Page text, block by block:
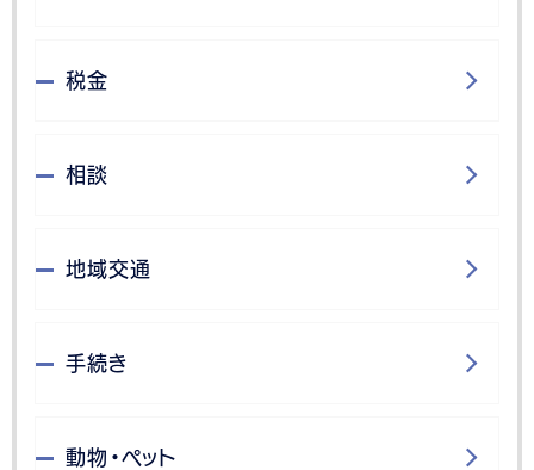
税金
相談
地域交通
手続き
動物・ペット